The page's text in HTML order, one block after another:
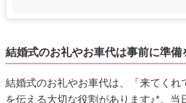
結婚式のお礼やお車代は事前に準
結婚式のお礼やお車代は、「来てくれ
を伝える大切な役割があります♪*。当